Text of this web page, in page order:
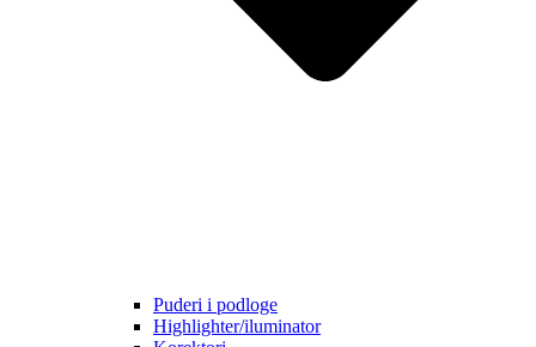
Puderi i podloge
Highlighter/iluminator